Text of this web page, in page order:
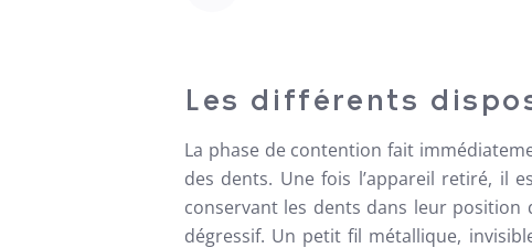
Les différents
La phase de contention fait
des dents. Une fois l’appareil retiré, il
conservant les dents dans leur
dégressif. Un petit fil métallique,